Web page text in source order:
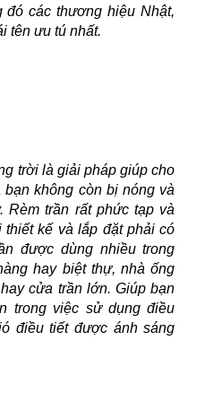
đó các thương hiệu Nhật,
tên ưu tú nhất.
trời là giải pháp giúp cho
không còn bị nóng và
Rèm trần rất phức tạp và
kế và lắp đặt phải có
được dùng nhiều trong
hay biệt thự, nhà ống
cửa trần lớn. Giúp bạn
trong việc sử dụng điều
điều tiết được ánh sáng